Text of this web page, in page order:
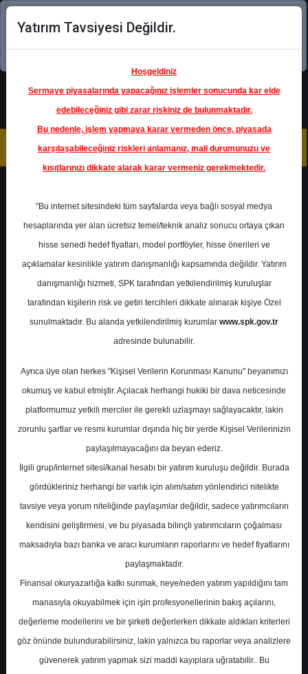
Şimdi uygulamayı indirin!
CIMSA- ÇİMSA ÇİMENTO
SANAYİ VE TİCARET A.Ş.
Hedef Fiyat 37.86 ₺
Getiri
%0.00
0 0
En Yüksek Tahmin
Ortalama Fiyat Tahmini 72,01 ₺
Ortalama Getiri Potansiyeli %60.66
Kurum Sayısı
15
Yatırım Tavsiyesi Değildir.
Hoşgeldiniz
Sermaye piyasalarında yapacağınız işlemler sonucunda kar elde
edebileceğiniz gibi zarar riskiniz de bulunmaktadır.
Bu nedenle, işlem yapmaya karar vermeden önce, piyasada
karşılaşabileceğiniz riskleri anlamanız, mali durumunuzu ve
kısıtlarınızı dikkate alarak karar vermeniz gerekmektedir.
"Bu internet sitesindeki tüm sayfalarda veya bağlı sosyal medya
hesaplarında yer alan ücretsiz temel/teknik analiz sonucu ortaya çıkan
hisse senedi hedef fiyatları, model portföyler, hisse önerileri ve
açıklamalar kesinlikle yatırım danışmanlığı kapsamında değildir. Yatırım
danışmanlığı hizmeti, SPK tarafından yetkilendirilmiş kuruluşlar
tarafından kişilerin risk ve getiri tercihleri dikkate alınarak kişiye Özel
sunulmaktadır. Bu alanda yetkilendirilmiş kurumlar www.spk.gov.tr
adresinde bulunabilir.
Ayrıca üye olan herkes "Kişisel Verilerin Korunması Kanunu" beyanımızı
okumuş ve kabul etmiştir. Açılacak herhangi hukiki bir dava neticesinde
platformumuz yetkili merciler ile gerekli uzlaşmayı sağlayacaktır, lakin
zorunlu şartlar ve resmi kurumlar dışında hiç bir yerde Kişisel Verilerinizin
paylaşılmayacağını da beyan ederiz.
İlgili grup/internet sitesi/kanal hesabı bir yatırım kuruluşu değildir. Burada
gördükleriniz herhangi bir varlık için alım/satım yönlendirici nitelikte
tavsiye veya yorum niteliğinde paylaşımlar değildir, sadece yatırımcıların
kendisini geliştirmesi, ve bu piyasada bilinçli yatırımcıların çoğalması
maksadıyla bazı banka ve aracı kurumların raporlarını ve hedef fiyatlarını
paylaşmaktadır.
Finansal okuryazarlığa katkı sunmak, neye/neden yatırım yapıldığını tam
manasıyla okuyabilmek için işin profesyonellerinin bakış açılarını,
değerleme modellerini ve bir şirketi değerlerken dikkate aldıkları kriterleri
göz önünde bulundurabilirsiniz, lakin yalnızca bu raporlar veya analizlere
güvenerek yatırım yapmak sizi maddi kayıplara uğratabilir.. Bu